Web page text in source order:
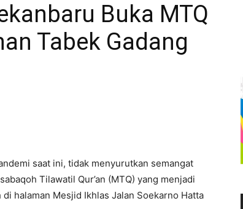
Buka MTQ
Tabek Gadang
saat ini, tidak menyurutkan semangat
Tilawatil Qur’an (MTQ) yang menjadi
halaman Mesjid Ikhlas Jalan Soekarno Hatta